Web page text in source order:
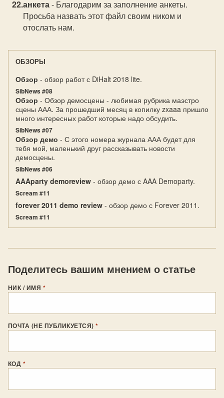
анкета- Благодарим за заполнение анкеты.
Просьба назвать этот файл своим ником и
отослать нам.
ОБЗОРЫ
Обзор - обзор работ с DiHalt 2018 lite.
SibNews #08
Обзор - Обзор демосцены - любимая рубрика маэстро
сцены ААА. За прошедший месяц в копилку zxaaa пришло
много интересных работ которые надо обсудить.
SibNews #07
Обзор демо - С этого номера журнала ААА будет для
тебя мой, маленький друг рассказывать новости
демосцены.
SibNews #06
AAAparty demoreview - обзор демо с AAA Demoparty.
Scream #11
forever 2011 demo review - обзор демо с Forever 2011.
Scream #11
Поделитесь вашим мнением о статье
НИК / ИМЯ *
ПОЧТА (НЕ ПУБЛИКУЕТСЯ)*
КОД *